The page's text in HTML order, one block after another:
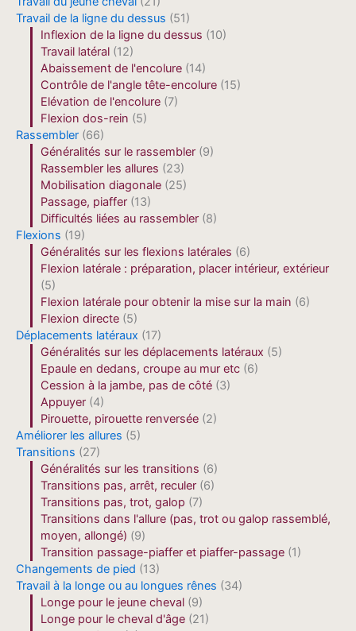
Travail de la ligne du dessus (51)
Inflexion de la ligne du dessus (10)
Travail latéral (12)
Abaissement de l'encolure (14)
Contrôle de l'angle tête-encolure (15)
Elévation de l'encolure (7)
Flexion dos-rein (5)
Rassembler (66)
Généralités sur le rassembler (9)
Rassembler les allures (23)
Mobilisation diagonale (25)
Passage, piaffer (13)
Difficultés liées au rassembler (8)
Flexions (19)
Généralités sur les flexions latérales (6)
Flexion latérale : préparation, placer intérieur, extérieur
(5)
Flexion latérale pour obtenir la mise sur la main (6)
Flexion directe (5)
Déplacements latéraux (17)
Généralités sur les déplacements latéraux (5)
Epaule en dedans, croupe au mur etc (6)
Cession à la jambe, pas de côté (3)
Appuyer (4)
Pirouette, pirouette renversée (2)
Améliorer les allures (5)
Transitions (27)
Généralités sur les transitions (6)
Transitions pas, arrêt, reculer (6)
Transitions pas, trot, galop (7)
Transitions dans l'allure (pas, trot ou galop rassemblé,
moyen, allongé) (9)
Transition passage-piaffer et piaffer-passage (1)
Changements de pied (13)
Travail à la longe ou au longues rênes (34)
Longe pour le jeune cheval (9)
Longe pour le cheval d'âge (21)